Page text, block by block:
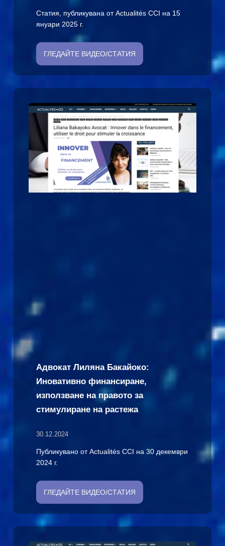
Статия, публикувана от Actualités CCI на 15
януари 2025 г.
ГЛЕДАЙТЕ ВИДЕО/СТАТИЯ
Адвокат Лиляна Бакайоко:
Иновативно финансиране,
използване на правото за
стимулиране на растежа
30.12.2024
Публикувано от Actualités CCI на 30 декември
2024 г.
ГЛЕДАЙТЕ ВИДЕО/СТАТИЯ